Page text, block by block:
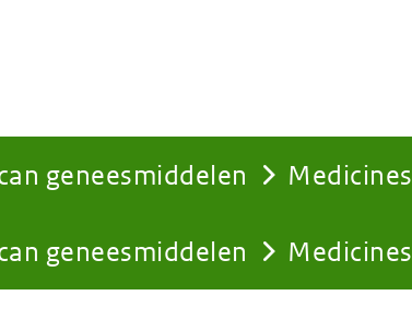
geneesmiddelen Medicines
geneesmiddelen Medicines